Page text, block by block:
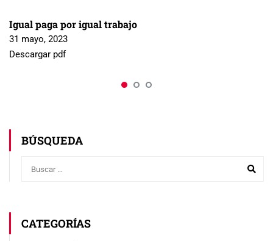
Igual paga por igual trabajo
31 mayo, 2023
Descargar pdf
BÚSQUEDA
CATEGORÍAS